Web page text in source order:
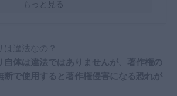
リの選び方
無
もっと見る
は違法なの？
自体は違法ではありませんが、著作権の
断で使用すると著作権侵害になる恐れが